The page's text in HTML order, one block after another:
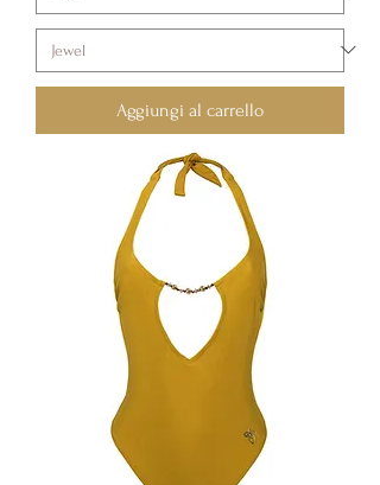
Aggiungi al carrello